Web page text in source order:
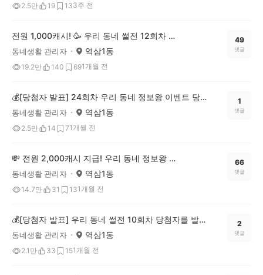
2.5만 19 133주 전
전원 1,000캐시! 🥳 우리 동네 썰전 12회차 OPEN (~7/20)
동네생활 관리자 역삼1동
19.2만 140 691개월 전
49
댓글
💰[당첨자 발표] 24회차 우리 동네 정보왕 이벤트 당첨자를 발표합니다!
동네생활 관리자 역삼1동
2.5만 14 71개월 전
1
댓글
💸 전원 2,000캐시 지급! 우리 동네 정보왕 25회차 (~7/13)
동네생활 관리자 역삼1동
14.7만 31 131개월 전
66
댓글
💰[당첨자 발표] 우리 동네 썰전 10회차 당첨자를 발표합니다!
동네생활 관리자 역삼1동
2.1만 33 151개월 전
2
댓글